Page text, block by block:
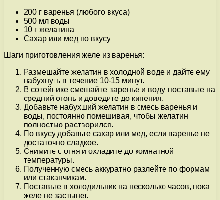
200 г варенья (любого вкуса)
500 мл воды
10 г желатина
Сахар или мед по вкусу
Шаги приготовления желе из варенья:
Размешайте желатин в холодной воде и дайте ему
набухнуть в течение 10-15 минут.
В сотейнике смешайте варенье и воду, поставьте на
средний огонь и доведите до кипения.
Добавьте набухший желатин в смесь варенья и
воды, постоянно помешивая, чтобы желатин
полностью растворился.
По вкусу добавьте сахар или мед, если варенье не
достаточно сладкое.
Снимите с огня и охладите до комнатной
температуры.
Полученную смесь аккуратно разлейте по формам
или стаканчикам.
Поставьте в холодильник на несколько часов, пока
желе не застынет.